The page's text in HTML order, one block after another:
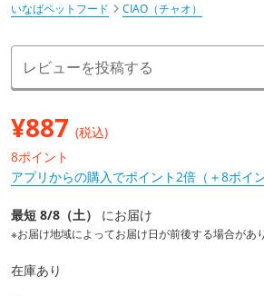
いなばペットフード
CIAO（チャオ）
レビューを投稿する
¥887 (税込)
8ポイント
アプリからの購入でポイント2倍（＋8ポイン
最短 8/8（土） にお届け
※お届け地域によってお届け日が前後する場合があ
在庫あり